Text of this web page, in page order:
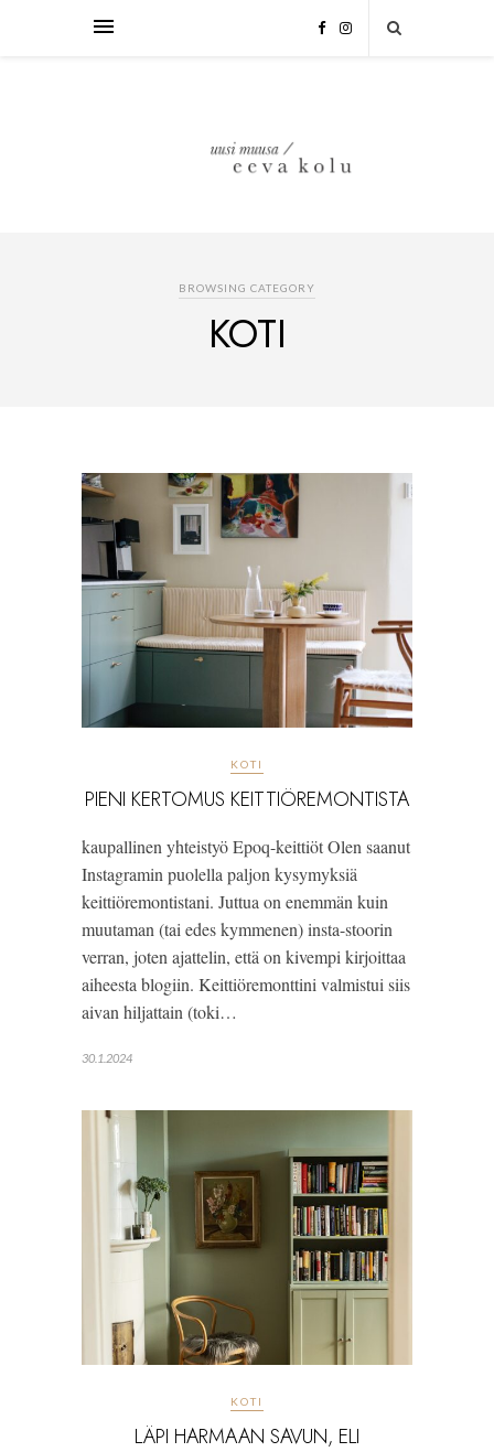
BROWSING CATEGORY
KOTI
KOTI
PIENI KERTOMUS KEITTIÖREMONTISTA
kaupallinen yhteistyö Epoq-keittiöt Olen saanut
Instagramin puolella paljon kysymyksiä
keittiöremontistani. Juttua on enemmän kuin
muutaman (tai edes kymmenen) insta-stoorin
verran, joten ajattelin, että on kivempi kirjoittaa
aiheesta blogiin. Keittiöremonttini valmistui siis
aivan hiljattain (toki…
30.1.2024
KOTI
LÄPI HARMAAN SAVUN, ELI